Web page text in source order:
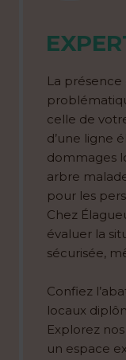
La présence
celle de
d’une ligne
dommages
arbre
pour les
Chez
évaluer la
sécurisée,
Confiez
locaux
Explorez
un espace